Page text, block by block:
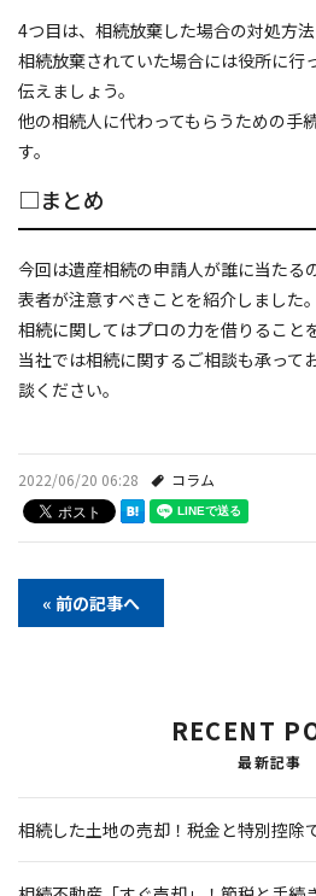
4つ目は、相続放棄した場合の対処方法
相続放棄されていた場合には役所に行
伝えましょう。
他の相続人に代わってもらうための手
す。
□まとめ
今回は遺産相続の申請人が誰に当たる
表者が注意すべきことを紹介しました。
相続に関してはプロの力を借りること
当社では相続に関するご相談も承って
談ください。
2022/06/20 06:28 コラム
« 前の記事へ
RECENT
最新記事
相続した土地の売却！税金と特別控除